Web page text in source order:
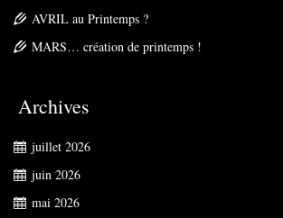
AVRIL au Printemps ?
MARS… création de printemps !
Archives
juillet 2026
juin 2026
mai 2026